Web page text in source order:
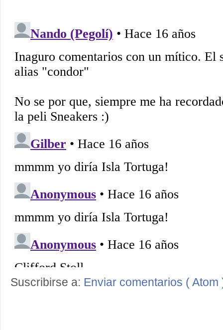
Suscribirse a: Enviar comentarios ( Atom